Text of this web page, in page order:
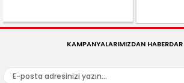
KAMPANYALARIMIZDAN